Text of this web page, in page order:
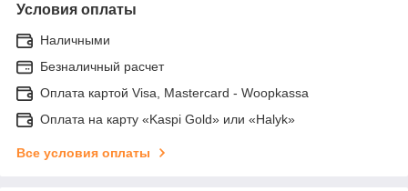
Условия оплаты
Наличными
Безналичный расчет
Оплата картой Visa, Mastercard - Woopkassa
Оплата на карту «Kaspi Gold» или «Halyk»
Все условия оплаты